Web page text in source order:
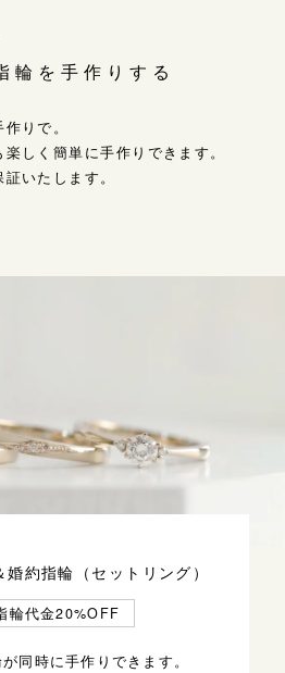
輪を手作りする
りで。
しく簡単に手作りできます。
いたします。
約指輪（セットリング）
輪代金20%OFF
同時に手作りできます。